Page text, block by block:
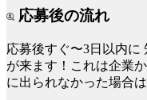
応募後の流れ
応募後すぐ〜3日以内に
が来ます！これは企業
に出られなかった場合は